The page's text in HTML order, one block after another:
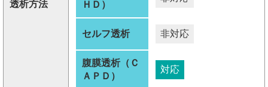
透析方法 ＨＤ）
セルフ透析 非対応
腹膜透析（Ｃ
ＡＰＤ）
対応